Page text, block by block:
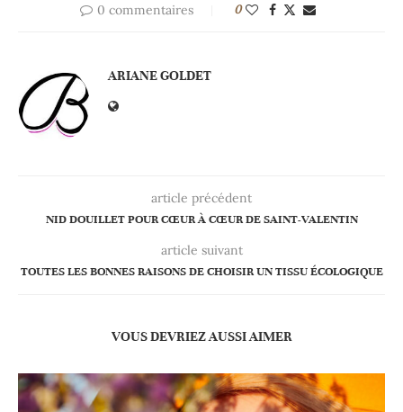
0 commentaires 0
ARIANE GOLDET
article précédent
NID DOUILLET POUR CŒUR À CŒUR DE SAINT-VALENTIN
article suivant
TOUTES LES BONNES RAISONS DE CHOISIR UN TISSU ÉCOLOGIQUE
VOUS DEVRIEZ AUSSI AIMER